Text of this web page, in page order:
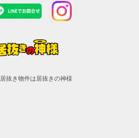
居抜き物件は居抜きの神様